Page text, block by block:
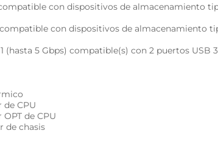
con dispositivos de almacenamiento
con dispositivos de almacenamiento
(hasta 5 Gbps) compatible(s) con 2 puertos USB
de CPU
de CPU
de chasis